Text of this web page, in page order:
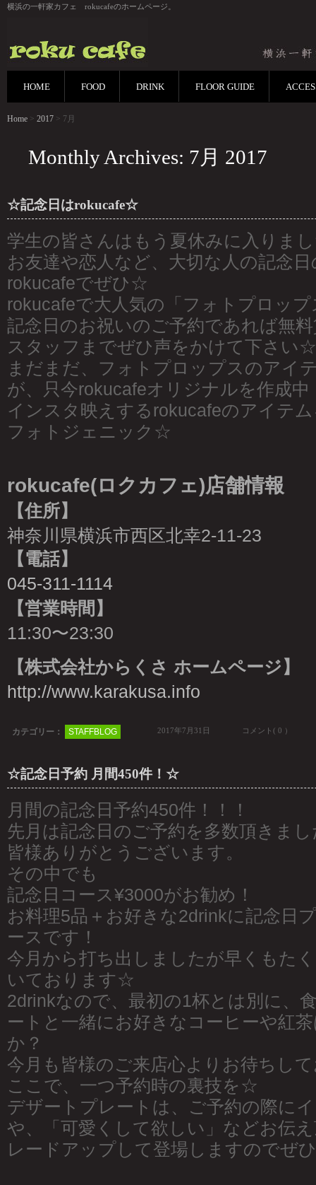
横浜の一軒家カフェ rokucafeのホームページ。
HOME FOOD DRINK FLOOR GUIDE
Home > 2017 > 7月
Monthly Archives: 7月 2017
☆記念日はrokucafe☆
学生の皆さんはもう夏休みに入りま
お友達や恋人など、大切な人の記念
rokucafeでぜひ☆
rokucafeで大人気の「フォトプロップ
記念日のお祝いのご予約であれば無
スタッフまでぜひ声をかけて下さい☆
まだまだ、フォトプロップスのアイ
が、只今rokucafeオリジナルを作成中
インスタ映えするrokucafeのアイテム
フォトジェニック☆
rokucafe(ロクカフェ)店舗情報
【住所】
神奈川県横浜市西区北幸2-11-23
【電話】
045-311-1114
【営業時間】
11:30〜23:30
【株式会社からくさ ホームページ】
http://www.karakusa.info
カテゴリー： STAFFBLOG 2017年7月31日 コメント( 0 ）
☆記念日予約 月間450件！☆
月間の記念日予約450件！！！
先月は記念日のご予約を多数頂きま
皆様ありがとうございます。
その中でも
記念日コース¥3000がお勧め！
お料理5品＋お好きな2drinkに記念日
ースです！
今月から打ち出しましたが早くもた
いております☆
2drinkなので、最初の1杯とは別に、
ートと一緒にお好きなコーヒーや紅
か？
今月も皆様のご来店心よりお待ちし
ここで、一つ予約時の裏技を☆
デザートプレートは、ご予約の際に
や、「可愛くして欲しい」などお伝
レードアップして登場しますのでぜ